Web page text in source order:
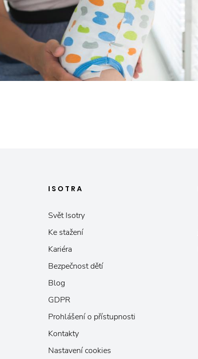
ISOTRA
Svět Isotry
Ke stažení
Kariéra
Bezpečnost dětí
Blog
GDPR
Prohlášení o přístupnosti
Kontakty
Nastavení cookies